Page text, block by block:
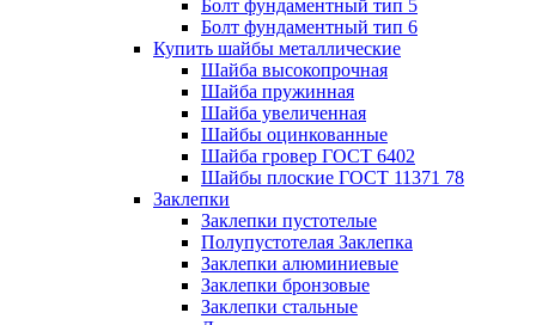
Болт фундаментный тип 5
Болт фундаментный тип 6
Купить шайбы металлические
Шайба высокопрочная
Шайба пружинная
Шайба увеличенная
Шайбы оцинкованные
Шайба гровер ГОСТ 6402
Шайбы плоские ГОСТ 11371 78
Заклепки
Заклепки пустотелые
Полупустотелая Заклепка
Заклепки алюминиевые
Заклепки бронзовые
Заклепки стальные